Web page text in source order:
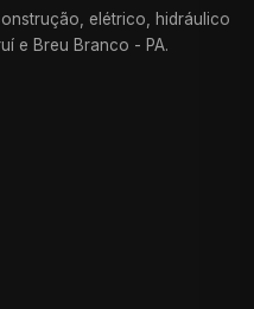
elétrico, hidráulico
e Breu Branco - PA.